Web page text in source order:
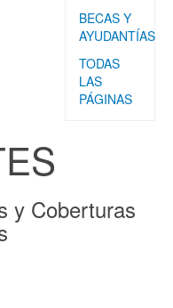
BECAS Y
AYUDANTÍAS
TODAS
LAS
PÁGINAS
y Coberturas